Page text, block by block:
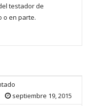
testador de
o en parte.
septiembre 19, 2015